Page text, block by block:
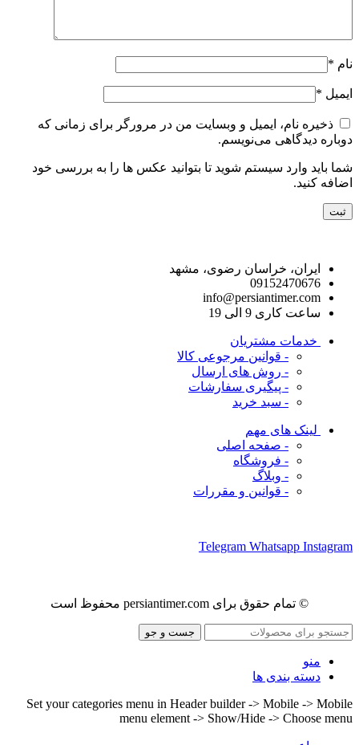
نام *
ایمیل *
ذخیره نام، ایمیل و وبسایت من در مرورگر برای زمانی که
دوباره دیدگاهی می‌نویسم.
شما باید وارد سیستم شوید تا بتوانید عکس ها را به بررسی خود
اضافه کنید.
ایران، خراسان رضوی، مشهد
09152470676
info@persiantimer.com
ساعت کاری 9 الی 19
خدمات مشتریان
- قوانین مرجوعی کالا
- روش های ارسال
- پیگیری سفارشات
- سبد خرید
لینک های مهم
- صفحه اصلی
- فروشگاه
- وبلاگ
- قوانین و مقررات
Telegram Whatsapp Instagram
© تمام حقوق برای persiantimer.com محفوظ است
جست و جو
منو
دسته بندی ها
Set your categories menu in Header builder -> Mobile -> Mobile
menu element -> Show/Hide -> Choose menu